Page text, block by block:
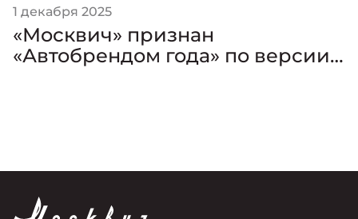
1 декабря 2025
«Москвич» признан
«Автобрендом года» по версии